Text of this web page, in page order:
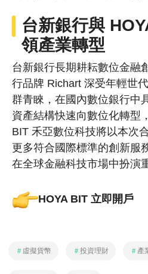
台新銀行與
領產業轉型
台新銀行長期耕耘數位金融
行品牌 Richart 深受年輕世
群青睞，在國內數位銀行中
資產結構快速向數位化轉型
BIT 禾亞數位科技將以本次
更多符合國際標準的創新服
在全球金融科技市場中扮演
HOYA BIT 立即開戶
＃ 虛擬貨幣 ＃投資理財 ＃ 產